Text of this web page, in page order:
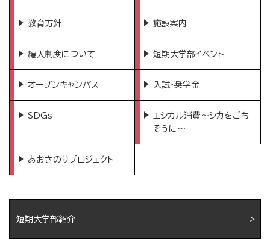
教育方針 施設案内
編入制度について 短期大学部イベント
オープンキャンパス 入試・奨学金
SDGs
エシカル消費〜シカをごち
そうに〜
あおさのりプロジェクト
短期大学部紹介